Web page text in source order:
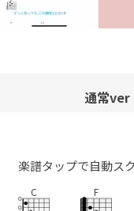
通常ver
楽譜タップで自動ス
C F